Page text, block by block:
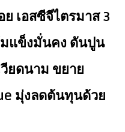
เอสซีจีไตรมาส 3
มแข็งมั่นคง ดันปูน
ยดนาม ขยาย
มุ่งลดต้นทุนด้วย